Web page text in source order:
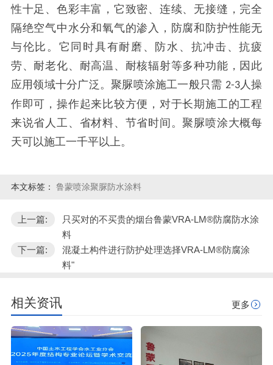
性十足、色彩丰富，它致密、连续、无接缝，完全
隔绝空气中水分和氧气的渗入，防腐和防护性能无
与伦比。它同时具有耐磨、防水、抗冲击、抗疲
劳、耐老化、耐高温、耐核辐射等多种功能，因此
应用领域十分广泛。聚脲喷涂施工一般只需 2-3人操
作即可，操作起来比较方便，对于长期施工的工程
来说省人工、省材料、节省时间。聚脲喷涂大概每
天可以施工一千平以上。
本文标签： 鲁蒙喷涂聚脲防水涂料
上一篇:
只买对的不买贵的烟台鲁蒙VRA-LM®防腐防水涂
料
下一篇:
混凝土构件进行防护处理选择VRA-LM®防腐涂
料"
相关资讯 更多